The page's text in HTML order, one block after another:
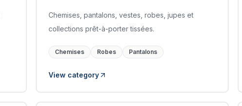
Chemises, pantalons, vestes, robes, jupes et
collections prêt-à-porter tissées.
Chemises Robes Pantalons
View category